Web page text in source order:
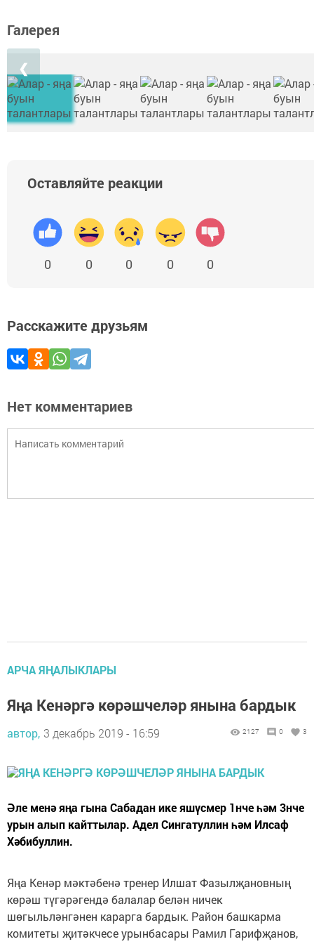
Галерея
❮
Оставляйте реакции
0 0 0 0 0
Расскажите друзьям
Нет комментариев
АРЧА ЯҢАЛЫКЛАРЫ
Яңа Кенәргә көрәшчеләр янына бардык
автор, 3 декабрь 2019 - 16:59 2127 0 3
Әле менә яңа гына Сабадан ике яшүсмер 1нче һәм 3нче
урын алып кайттылар. Адел Сингатуллин һәм Илсаф
Хәбибуллин.
Яңа Кенәр мәктәбенә тренер Илшат Фазылҗановның
көрәш түгәрәгендә балалар белән ничек
шөгыльләнгәнен карарга бардык. Район башкарма
комитеты җитәкчесе урынбасары Рамил Гарифҗанов,